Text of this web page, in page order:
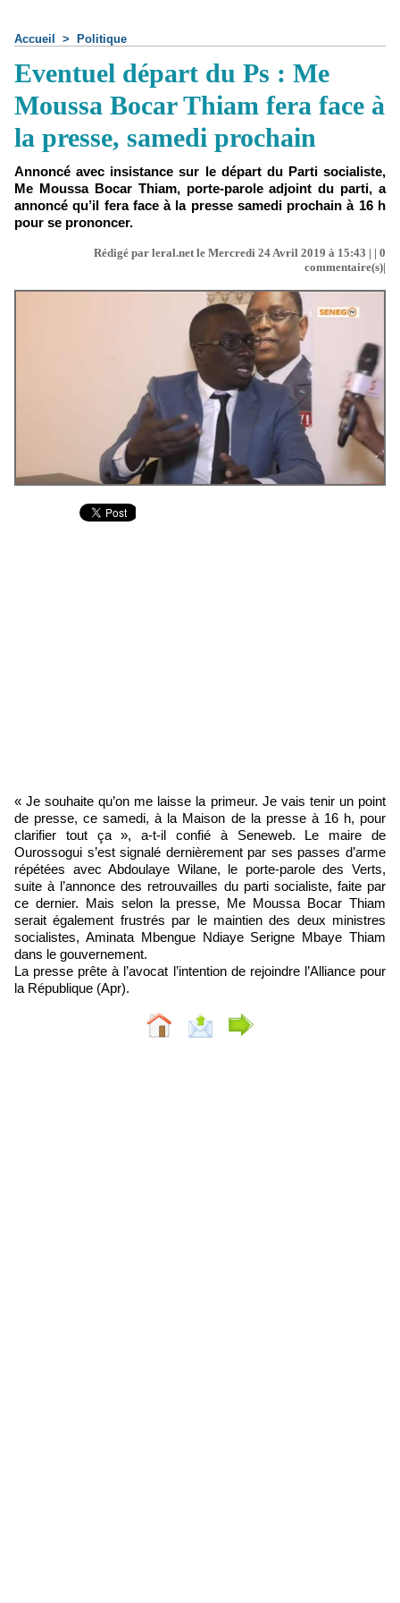
Accueil > Politique
Eventuel départ du Ps : Me
Moussa Bocar Thiam fera face à
la presse, samedi prochain
Annoncé avec insistance sur le départ du Parti socialiste,
Me Moussa Bocar Thiam, porte-parole adjoint du parti, a
annoncé qu’il fera face à la presse samedi prochain à 16 h
pour se prononcer.
Rédigé par leral.net le Mercredi 24 Avril 2019 à 15:43 | | 0
commentaire(s)|
« Je souhaite qu’on me laisse la primeur. Je vais tenir un point
de presse, ce samedi, à la Maison de la presse à 16 h, pour
clarifier tout ça », a-t-il confié à Seneweb. Le maire de
Ourossogui s’est signalé dernièrement par ses passes d’arme
répétées avec Abdoulaye Wilane, le porte-parole des Verts,
suite à l’annonce des retrouvailles du parti socialiste, faite par
ce dernier. Mais selon la presse, Me Moussa Bocar Thiam
serait également frustrés par le maintien des deux ministres
socialistes, Aminata Mbengue Ndiaye Serigne Mbaye Thiam
dans le gouvernement.
La presse prête à l’avocat l’intention de rejoindre l’Alliance pour
la République (Apr).